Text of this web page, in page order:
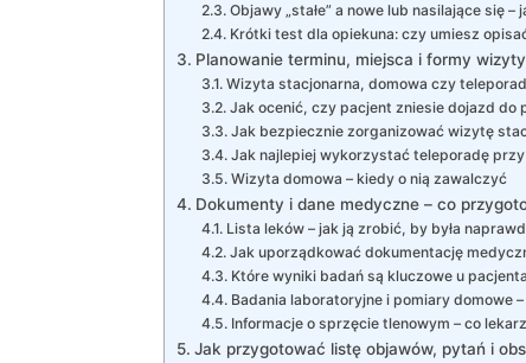
Objawy „stałe” a nowe lub nasilające się –
Krótki test dla opiekuna: czy umiesz
Planowanie terminu, miejsca i formy
Wizyta stacjonarna, domowa czy
Jak ocenić, czy pacjent zniesie dojazd do
Jak bezpiecznie zorganizować wizytę
Jak najlepiej wykorzystać teleporadę
Wizyta domowa – kiedy o nią zawalczyć
Dokumenty i dane medyczne – co
Lista leków – jak ją zrobić, by była
Jak uporządkować dokumentację
Które wyniki badań są kluczowe u
Badania laboratoryjne i pomiary domowe
Informacje o sprzęcie tlenowym – co
Jak przygotować listę objawów, pytań i